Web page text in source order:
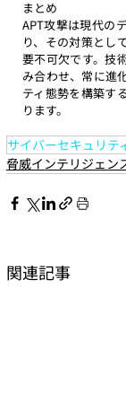
まとめ
APT攻撃は現代の
り、その対策とし
要不可欠です。技
み合わせ、常に進
ティ態勢を構築す
ります。
サイバーセキュリテ
脅威インテリジェン
関連記事